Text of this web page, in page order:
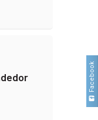
Facebook